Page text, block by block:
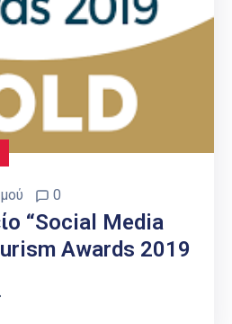
0
“Social Media
Awards 2019